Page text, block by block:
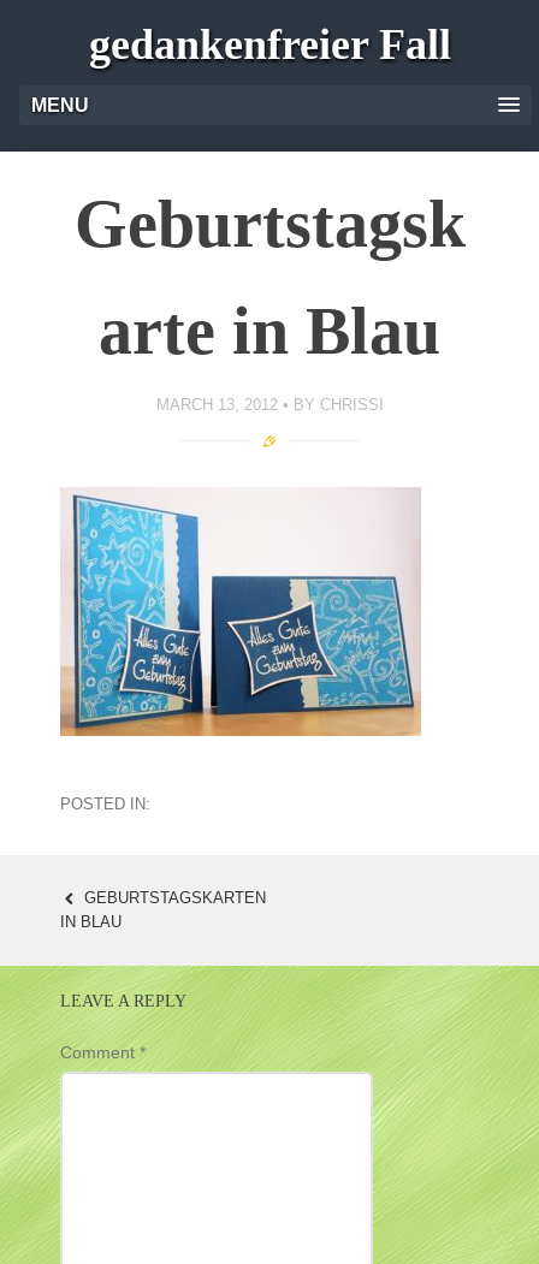
gedankenfreier Fall
MENU
Geburtstagsk
arte in Blau
MARCH 13, 2012 BY CHRISSI
POSTED IN:
POST
NAVIGATION
GEBURTSTAGSKARTEN
IN BLAU
LEAVE A REPLY
Comment*